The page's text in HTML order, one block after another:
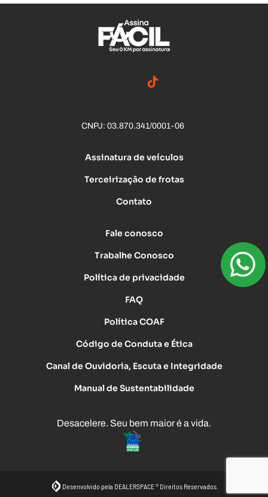
CNPJ: 03.870.341/0001-06
Assinatura de veículos
Terceirização de frotas
Contato
Fale conosco
Trabalhe Conosco
Política de privacidade
FAQ
Política COAF
Código de Conduta e Ética
Canal de Ouvidoria, Escuta e Integridade
Manual de Sustentabilidade
Desacelere. Seu bem maior é a vida.
Desenvolvido pela DEALERSPACE ® Direitos Reservados.